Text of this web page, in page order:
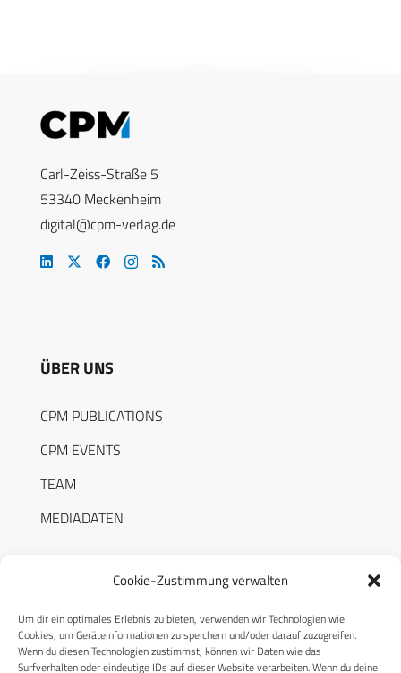
Cookie-Zustimmung verwalten
Um dir ein optimales Erlebnis zu bieten, verwenden wir Technologien wie
Cookies, um Geräteinformationen zu speichern und/oder darauf zuzugreifen.
Wenn du diesen Technologien zustimmst, können wir Daten wie das
Surfverhalten oder eindeutige IDs auf dieser Website verarbeiten. Wenn du deine
Carl-Zeiss-Straße 5
53340 Meckenheim
digital@cpm-verlag.de
ÜBER UNS
CPM PUBLICATIONS
CPM EVENTS
TEAM
MEDIADATEN
RECHTLICHES